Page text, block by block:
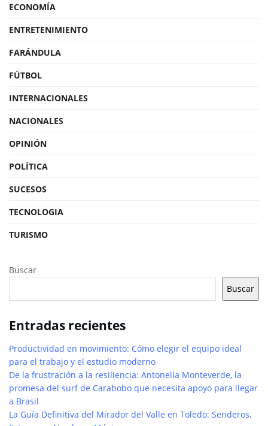
ECONOMÍA
ENTRETENIMIENTO
FARÁNDULA
FÚTBOL
INTERNACIONALES
NACIONALES
OPINIÓN
POLÍTICA
SUCESOS
TECNOLOGIA
TURISMO
Buscar
Buscar
Entradas recientes
Productividad en movimiento: Cómo elegir el equipo ideal
para el trabajo y el estudio moderno
De la frustración a la resiliencia: Antonella Monteverde, la
promesa del surf de Carabobo que necesita apoyo para llegar
a Brasil
La Guía Definitiva del Mirador del Valle en Toledo: Senderos,